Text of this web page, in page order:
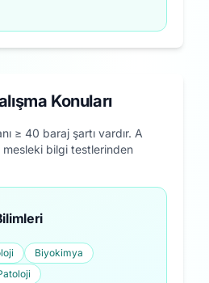
Konuları
≥ 40 baraj şartı vardır. A
mesleki bilgi testlerinden
Biyokimya